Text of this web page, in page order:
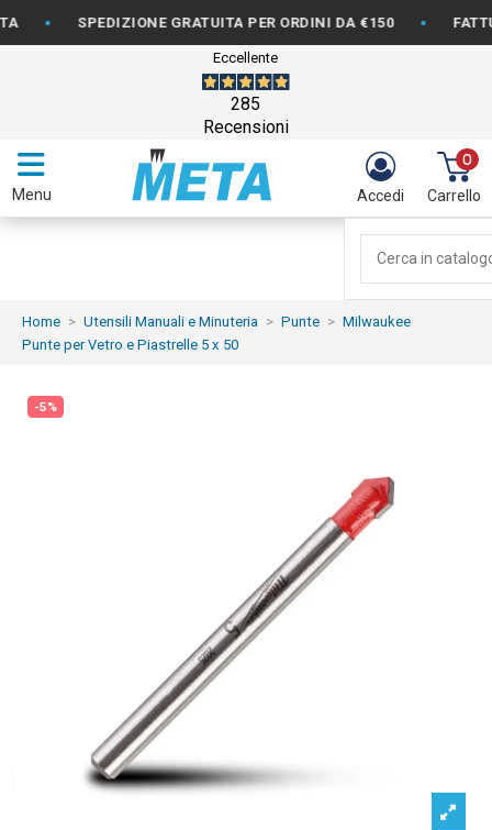
• SPEDIZIONE GRATUITA PER ORDINI DA €150 •
Eccellente
285
Recensioni
Menu Accedi
0
Carrello
Home Utensili Manuali e Minuteria Punte
Milwaukee
Punte per Vetro e Piastrelle 5 x 50
-5%